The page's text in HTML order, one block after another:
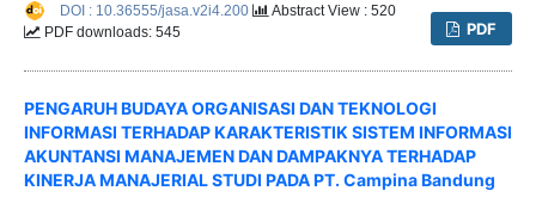
PDF
DOI : 10.36555/jasa.v2i4.200
Abstract View : 520
PDF downloads: 545
PENGARUH BUDAYA ORGANISASI DAN TEKNOLOGI
INFORMASI TERHADAP KARAKTERISTIK SISTEM INFORMASI
AKUNTANSI MANAJEMEN DAN DAMPAKNYA TERHADAP
KINERJA MANAJERIAL STUDI PADA PT. Campina Bandung